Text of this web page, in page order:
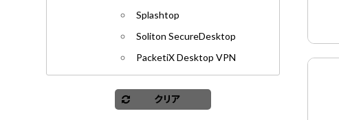
Splashtop
Soliton SecureDesktop
PacketiX Desktop VPN
クリア